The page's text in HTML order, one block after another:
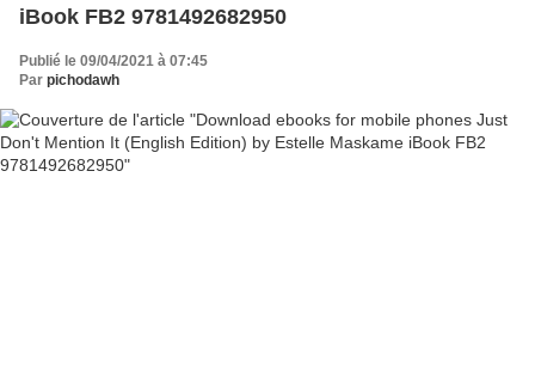
iBook FB2 9781492682950
Publié le 09/04/2021 à 07:45
Par pichodawh